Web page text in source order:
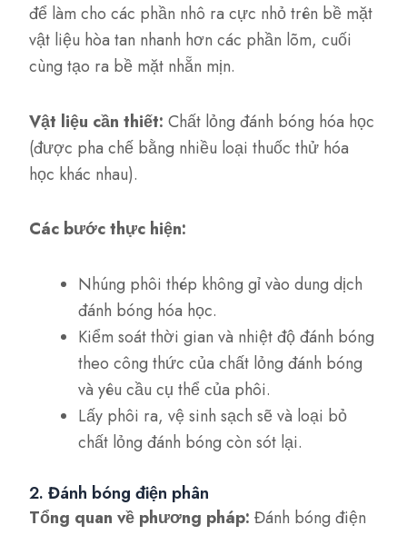
để làm cho các phần nhô ra cực nhỏ trên bề mặt
vật liệu hòa tan nhanh hơn các phần lõm, cuối
cùng tạo ra bề mặt nhẵn mịn.
Vật liệu cần thiết:Chất lỏng đánh bóng hóa học
(được pha chế bằng nhiều loại thuốc thử hóa
học khác nhau).
Các bước thực hiện:
Nhúng phôi thép không gỉ vào dung dịch
đánh bóng hóa học.
Kiểm soát thời gian và nhiệt độ đánh bóng
theo công thức của chất lỏng đánh bóng
và yêu cầu cụ thể của phôi.
Lấy phôi ra, vệ sinh sạch sẽ và loại bỏ
chất lỏng đánh bóng còn sót lại.
2. Đánh bóng điện phân
Tổng quan về phương pháp: Đánh bóng điện